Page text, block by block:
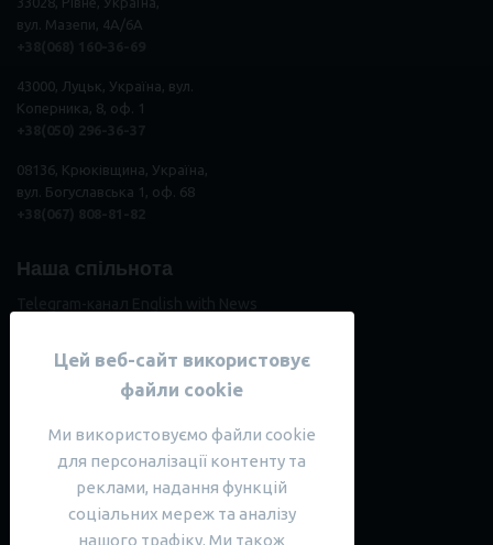
Цей веб-сайт використовує
файли cookie
Ми використовуємо файли cookie
для персоналізації контенту та
реклами, надання функцій
соціальних мереж та аналізу
нашого трафіку. Ми також
вул. Мазепи, 4А/6А
43000, Луцьк, Україна, вул.
Коперника, 8, оф. 1
08136, Крюківщина, Україна,
вул. Богуславська 1, оф. 68
Наша спільнота
Читати Instagram спільноти
Читати Instagram Анастасії
Англійська для дітей
Англійська для дорослих